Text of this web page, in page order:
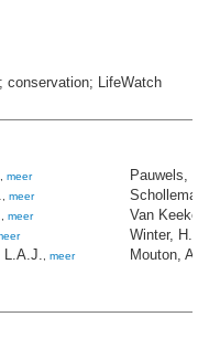
conservation; LifeWatch
meer
meer
meer
meer
Pauwels, I.
Schollema,
Van
Winter, H.
Mouton, A.